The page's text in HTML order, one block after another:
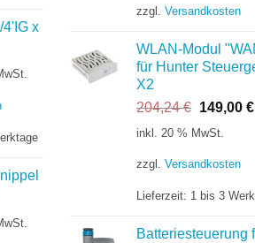
4'IG x
252,96 €
zzgl. Versandkosten
WLAN-Modul
für Hunter
X2
204,24€
Preis
204,24 €
149,00 €
inkl. 20 % MwSt.
zzgl. Versandkosten
Lieferzeit: 1 bis 3
Batteriesteuerung